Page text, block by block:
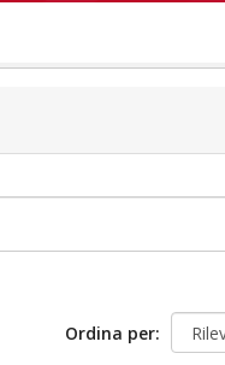
Ordina per